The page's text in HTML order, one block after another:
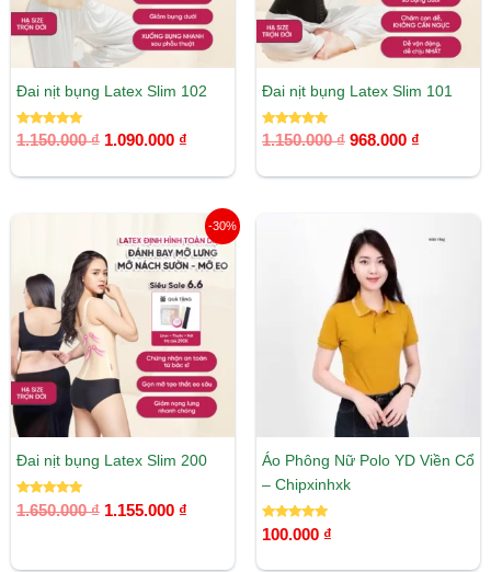
Đai nịt bụng Latex Slim 102
Được xếp
hạng
1.150.000₫ 1.090.000 ₫
Đai nịt bụng Latex Slim 101
Được xếp
hạng
1.150.000₫ 968.000 ₫
-30%
Đai nịt bụng Latex Slim 200
Được xếp
hạng
1.650.000₫
gốc
là:
1.650.000 ₫.
1.155.000 ₫
Giá
hiện
tại
là:
1.155.000 ₫.
Áo Phông Nữ Polo YD Viền Cổ
– Chipxinhxk
Được xếp
hạng
100.000 ₫